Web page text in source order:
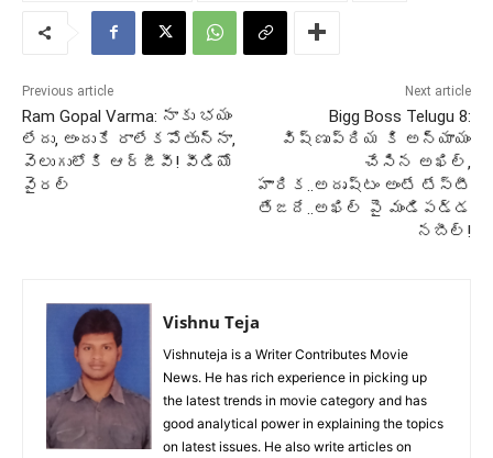
Previous article
Ram Gopal Varma: నాకు భయం
లేదు, అందుకే రాలేకపోతున్నా,
వెలుగులోకి ఆర్జీవీ! వీడియో
వైరల్
Next article
Bigg Boss Telugu 8:
విష్ణుప్రియ కి అన్యాయం
చేసిన అఖిల్,
హారిక..అదృష్టం అంటే టేస్టీ
తేజదే..అఖిల్ పై మండిపడ్డ
నబీల్!
Vishnu Teja
Vishnuteja is a Writer Contributes Movie
News. He has rich experience in picking up
the latest trends in movie category and has
good analytical power in explaining the topics
on latest issues. He also write articles on